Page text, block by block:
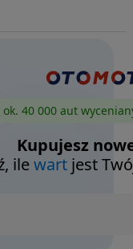
ok. 40 000 aut
Kupujesz
ilewart jest